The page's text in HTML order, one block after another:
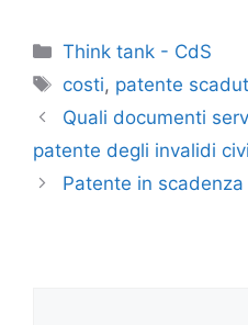
Categorie
Think tank - CdS
Tag
costi, patente
Quali documenti
patente degli invalidi
Patente in scadenza